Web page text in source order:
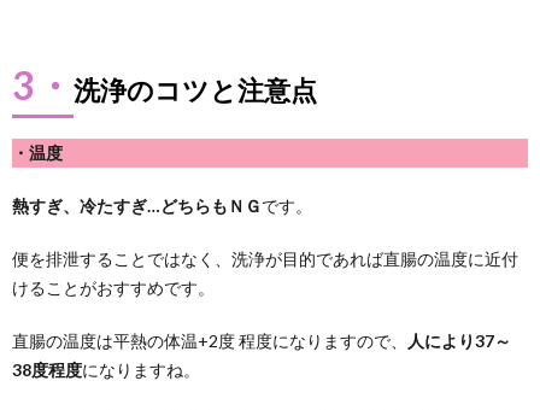
3・ 洗浄のコツと注意点
・温度
熱すぎ、冷たすぎ…どちらもＮＧです。
便を排泄することではなく、洗浄が目的であれば直腸の温度に近付
けることがおすすめです。
直腸の温度は平熱の体温+2度 程度になりますので、
人により37～
38度程度になりますね。